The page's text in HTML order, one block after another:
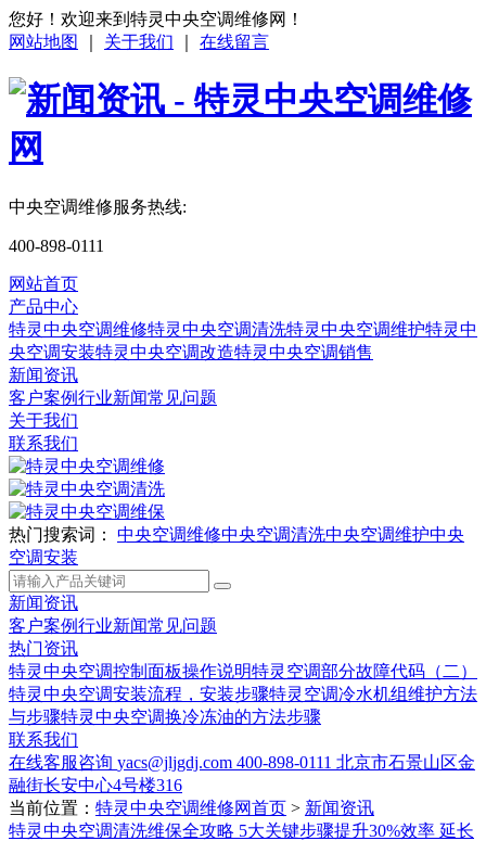
您好！欢迎来到特灵中央空调维修网！
网站地图
关于我们 在线留言
中央空调维修服务热线:
400-898-0111
网站首页
产品中心
特灵中央空调维修特灵中央空调清洗特灵中央空调维护特灵中
央空调安装特灵中央空调改造特灵中央空调销售
新闻资讯
客户案例行业新闻常见问题
关于我们
联系我们
热门搜索词： 中央空调维修中央空调清洗中央空调维护中央
空调安装
新闻资讯
客户案例行业新闻常见问题
热门资讯
特灵中央空调控制面板操作说明特灵空调部分故障代码（二）
特灵中央空调安装流程，安装步骤特灵空调冷水机组维护方法
与步骤特灵中央空调换冷冻油的方法步骤
联系我们
在线客服咨询 yacs@jljgdj.com 400-898-0111 北京市石景山区金
融街长安中心4号楼316
当前位置： 特灵中央空调维修网首页 > 新闻资讯
特灵中央空调清洗维保全攻略 5大关键步骤提升30%效率 延长